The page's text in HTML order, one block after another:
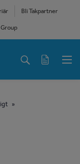
Bli Takpartner
Group